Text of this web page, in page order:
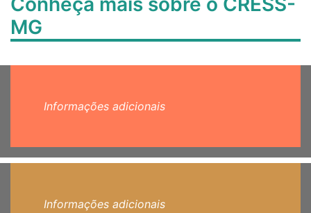
MG
Informações adicionais
Informações adicionais